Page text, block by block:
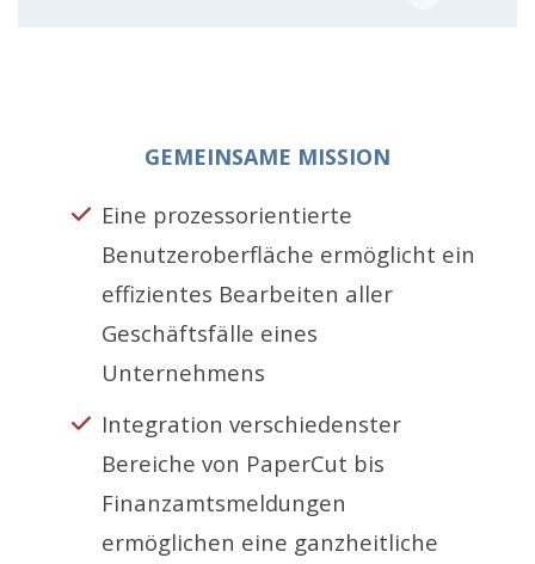
GEMEINSAME MISSION
Eine prozessorientierte
Benutzeroberfläche ermöglicht ein
effizientes Bearbeiten aller
Geschäftsfälle eines
Unternehmens
Integration verschiedenster
Bereiche von PaperCut bis
Finanzamtsmeldungen
ermöglichen eine ganzheitliche